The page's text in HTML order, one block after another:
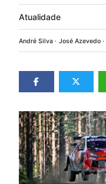
Atualidade
André Silva José Azevedo